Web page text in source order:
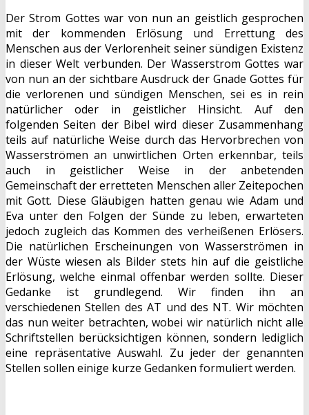
Der Strom Gottes war von nun an geistlich gesprochen
mit der kommenden Erlösung und Errettung des
Menschen aus der Verlorenheit seiner sündigen Existenz
in dieser Welt verbunden. Der Wasserstrom Gottes war
von nun an der sichtbare Ausdruck der Gnade Gottes für
die verlorenen und sündigen Menschen, sei es in rein
natürlicher oder in geistlicher Hinsicht. Auf den
folgenden Seiten der Bibel wird dieser Zusammenhang
teils auf natürliche Weise durch das Hervorbrechen von
Wasserströmen an unwirtlichen Orten erkennbar, teils
auch in geistlicher Weise in der anbetenden
Gemeinschaft der erretteten Menschen aller Zeitepochen
mit Gott. Diese Gläubigen hatten genau wie Adam und
Eva unter den Folgen der Sünde zu leben, erwarteten
jedoch zugleich das Kommen des verheißenen Erlösers.
Die natürlichen Erscheinungen von Wasserströmen in
der Wüste wiesen als Bilder stets hin auf die geistliche
Erlösung, welche einmal offenbar werden sollte. Dieser
Gedanke ist grundlegend. Wir finden ihn an
verschiedenen Stellen des AT und des NT. Wir möchten
das nun weiter betrachten, wobei wir natürlich nicht alle
Schriftstellen berücksichtigen können, sondern lediglich
eine repräsentative Auswahl. Zu jeder der genannten
Stellen sollen einige kurze Gedanken formuliert werden.